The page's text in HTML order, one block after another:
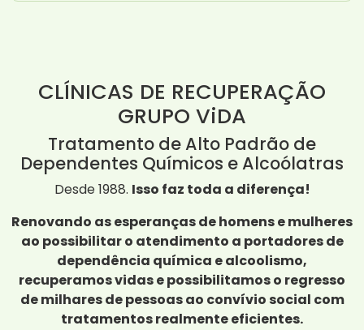
CLÍNICAS DE RECUPERAÇÃO
GRUPO ViDA
Tratamento de Alto Padrão de
Dependentes Químicos e Alcoólatras
Desde 1988. Isso faz toda a diferença!
Renovando as esperanças de homens e mulheres
ao possibilitar o atendimento a portadores de
dependência química e alcoolismo,
recuperamos vidas e possibilitamos o regresso
de milhares de pessoas ao convívio social com
tratamentos realmente eficientes.